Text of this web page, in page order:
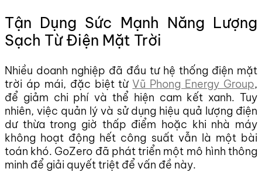
Tận Dụng Sức Mạnh Năng Lượng
Sạch Từ Điện Mặt Trời
Nhiều doanh nghiệp đã đầu tư hệ thống điện mặt
trời áp mái, đặc biệt từVũ Phong Energy Group,
để giảm chi phí và thể hiện cam kết xanh. Tuy
nhiên, việc quản lý và sử dụng hiệu quả lượng điện
dư thừa trong giờ thấp điểm hoặc khi nhà máy
không hoạt động hết công suất vẫn là một bài
toán khó. GoZero đã phát triển một mô hình thông
minh để giải quyết triệt để vấn đề này.